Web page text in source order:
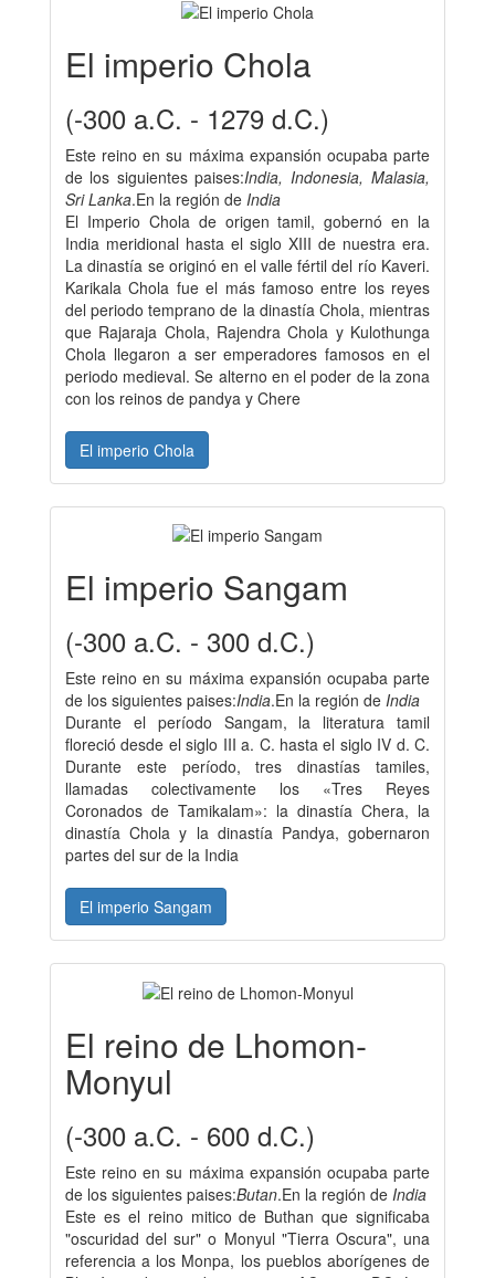
El imperio Chola
(-300 a.C. - 1279 d.C.)
Este reino en su máxima expansión ocupaba parte
de los siguientes paises:India, Indonesia, Malasia,
Sri Lanka.En la región de India
El Imperio Chola de origen tamil, gobernó en la
India meridional hasta el siglo XIII de nuestra era.
La dinastía se originó en el valle fértil del río Kaveri.
Karikala Chola fue el más famoso entre los reyes
del periodo temprano de la dinastía Chola, mientras
que Rajaraja Chola, Rajendra Chola y Kulothunga
Chola llegaron a ser emperadores famosos en el
periodo medieval. Se alterno en el poder de la zona
con los reinos de pandya y Chere
El imperio Chola
El imperio Sangam
(-300 a.C. - 300 d.C.)
Este reino en su máxima expansión ocupaba parte
de los siguientes paises:India.En la región de India
Durante el período Sangam, la literatura tamil
floreció desde el siglo III a. C. hasta el siglo IV d. C.
Durante este período, tres dinastías tamiles,
llamadas colectivamente los «Tres Reyes
Coronados de Tamikalam»: la dinastía Chera, la
dinastía Chola y la dinastía Pandya, gobernaron
partes del sur de la India
El imperio Sangam
El reino de Lhomon-
Monyul
(-300 a.C. - 600 d.C.)
Este reino en su máxima expansión ocupaba parte
de los siguientes paises:Butan.En la región de India
Este es el reino mitico de Buthan que significaba
"oscuridad del sur" o Monyul "Tierra Oscura", una
referencia a los Monpa, los pueblos aborígenes de